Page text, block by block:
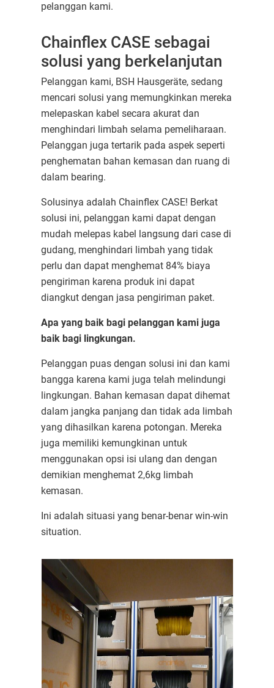
pelanggan kami.
Chainflex CASE sebagai
solusi yang berkelanjutan
Pelanggan kami, BSH Hausgeräte, sedang
mencari solusi yang memungkinkan mereka
melepaskan kabel secara akurat dan
menghindari limbah selama pemeliharaan.
Pelanggan juga tertarik pada aspek seperti
penghematan bahan kemasan dan ruang di
dalam bearing.
Solusinya adalah Chainflex CASE! Berkat
solusi ini, pelanggan kami dapat dengan
mudah melepas kabel langsung dari case di
gudang, menghindari limbah yang tidak
perlu dan dapat menghemat 84% biaya
pengiriman karena produk ini dapat
diangkut dengan jasa pengiriman paket.
Apa yang baik bagi pelanggan kami juga
baik bagi lingkungan.
Pelanggan puas dengan solusi ini dan kami
bangga karena kami juga telah melindungi
lingkungan. Bahan kemasan dapat dihemat
dalam jangka panjang dan tidak ada limbah
yang dihasilkan karena potongan. Mereka
juga memiliki kemungkinan untuk
menggunakan opsi isi ulang dan dengan
demikian menghemat 2,6kg limbah
kemasan.
Ini adalah situasi yang benar-benar win-win
situation.